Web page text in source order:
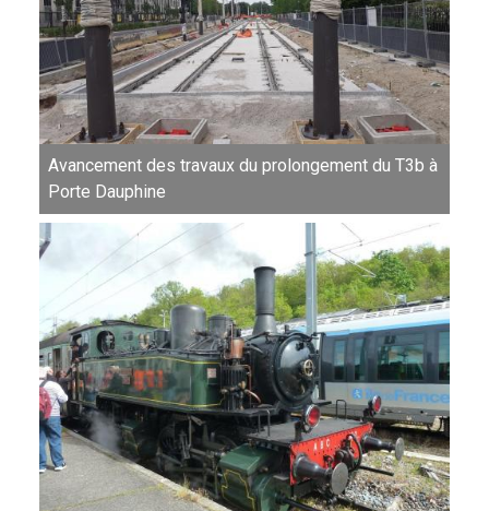
Avancement des travaux du prolongement du T3b à
Porte Dauphine